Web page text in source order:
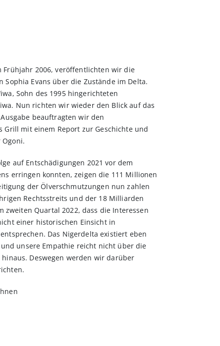
Frühjahr 2006, veröffentlichten wir die
Sophia Evans über die Zustände im Delta.
Sohn des 1995 hingerichteten
Nun richten wir wieder den Blick auf das
beauftragten wir den
Grill mit einem Report zur Geschichte und
Ogoni.
auf Entschädigungen 2021 vor dem
erringen konnten, zeigen die 111 Millionen
der Ölverschmutzungen nun zahlen
Rechtsstreits und der 18 Milliarden
zweiten Quartal 2022, dass die Interessen
einer historischen Einsicht in
Das Nigerdelta existiert eben
unsere Empathie reicht nicht über die
Deswegen werden wir darüber